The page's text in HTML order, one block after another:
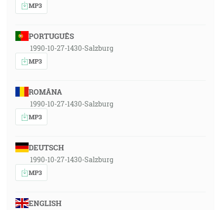
MP3
PORTUGUÊS
1990-10-27-1430-Salzburg
MP3
ROMÂNA
1990-10-27-1430-Salzburg
MP3
DEUTSCH
1990-10-27-1430-Salzburg
MP3
ENGLISH